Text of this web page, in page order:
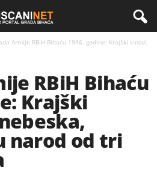
Armije RBiH Bihaću 1996. godine: Krajški sinovi,
RBiH Bihaću
Krajški
narod od tri